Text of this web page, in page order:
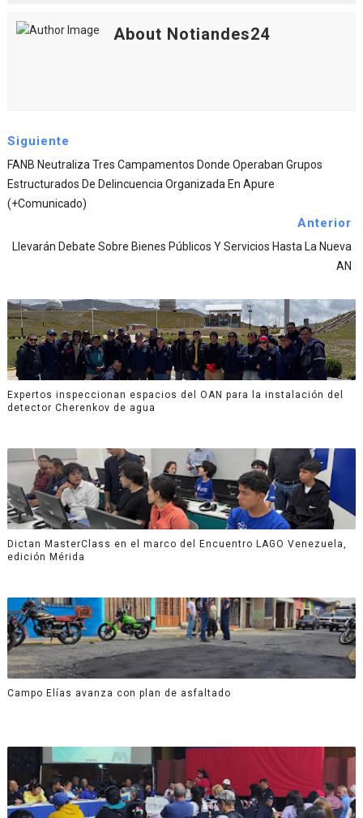
About Notiandes24
Siguiente
FANB Neutraliza Tres Campamentos Donde Operaban Grupos
Estructurados De Delincuencia Organizada En Apure
(+Comunicado)
Anterior
Llevarán Debate Sobre Bienes Públicos Y Servicios Hasta La Nueva
AN
Expertos inspeccionan espacios del OAN para la instalación del
detector Cherenkov de agua
Dictan MasterClass en el marco del Encuentro LAGO Venezuela,
edición Mérida
Campo Elías avanza con plan de asfaltado